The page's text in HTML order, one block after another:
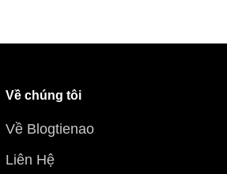
Về chúng tôi
Về Blogtienao
Liên Hệ